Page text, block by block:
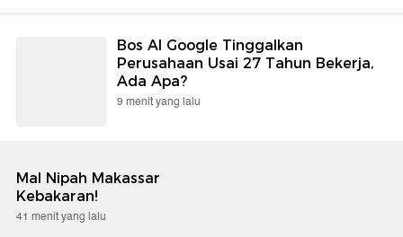
Bos AI Google Tinggalkan
Perusahaan Usai 27 Tahun Bekerja,
Ada Apa?
9 menit yang lalu
Mal Nipah Makassar
Kebakaran!
41 menit yang lalu